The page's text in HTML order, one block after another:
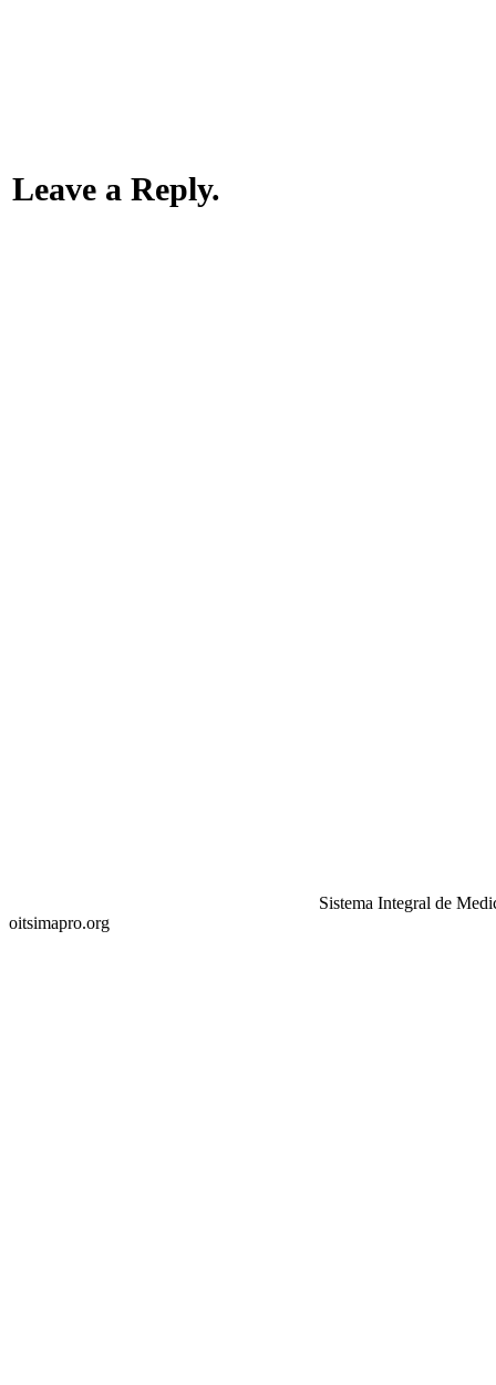
Leave a Reply.
Sistema Integral de
oitsimapro.org